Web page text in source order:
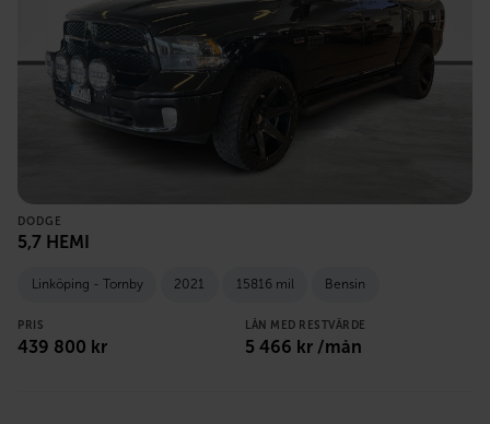
DODGE
5,7 HEMI
Linköping - Tornby 2021 15816 mil Bensin
PRIS
439 800 kr
LÅN MED RESTVÄRDE
5 466 kr /mån